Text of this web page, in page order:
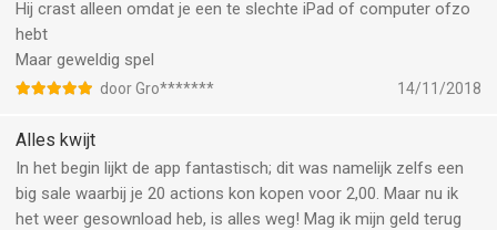
Hij crast alleen omdat je een te slechte iPad of computer ofzo
hebt
Maar geweldig spel
door Gro******* 14/11/2018
Alles kwijt
In het begin lijkt de app fantastisch; dit was namelijk zelfs een
big sale waarbij je 20 actions kon kopen voor 2,00. Maar nu ik
het weer gesownload heb, is alles weg! Mag ik mijn geld terug